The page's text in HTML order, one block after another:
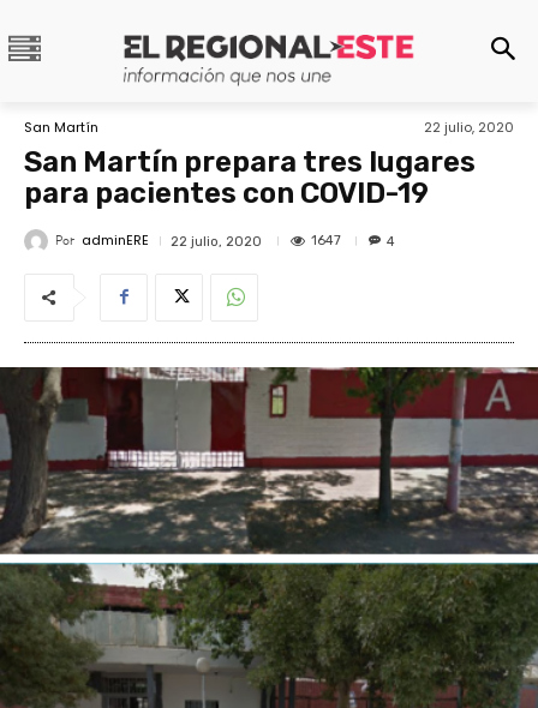
San Martín 22 julio, 2020
San Martín prepara tres lugares
para pacientes con COVID-19
Por adminERE 22 julio, 2020 1647 4